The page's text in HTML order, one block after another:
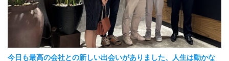
今日も最高の会社との新しい出会いがありました、人生は動かな